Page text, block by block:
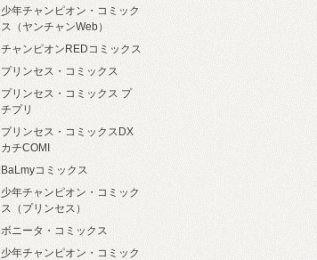
少年チャンピオン・コミック
ス（ヤンチャンWeb）
チャンピオンREDコミックス
プリンセス・コミックス
プリンセス・コミックス プ
チプリ
プリンセス・コミックスDX
カチCOMI
BaLmyコミックス
少年チャンピオン・コミック
ス（プリンセス）
ボニータ・コミックス
少年チャンピオン・コミック